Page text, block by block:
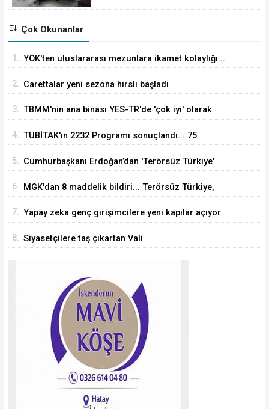
Çok Okunanlar
1. YÖK'ten uluslararası mezunlara ikamet kolaylığı...
2. Carettalar yeni sezona hırslı başladı
3. TBMM'nin ana binası YES-TR'de 'çok iyi' olarak
4. TÜBİTAK'ın 2232 Programı sonuçlandı... 75
5. Cumhurbaşkanı Erdoğan’dan 'Terörsüz Türkiye'
6. MGK'dan 8 maddelik bildiri... Terörsüz Türkiye,
7. Yapay zeka genç girişimcilere yeni kapılar açıyor
8. Siyasetçilere taş çıkartan Vali